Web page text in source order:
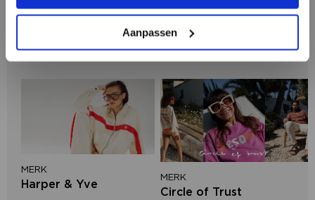
Aanpassen
Second female
MERK
Harper & Yve
MERK
Circle of Trust